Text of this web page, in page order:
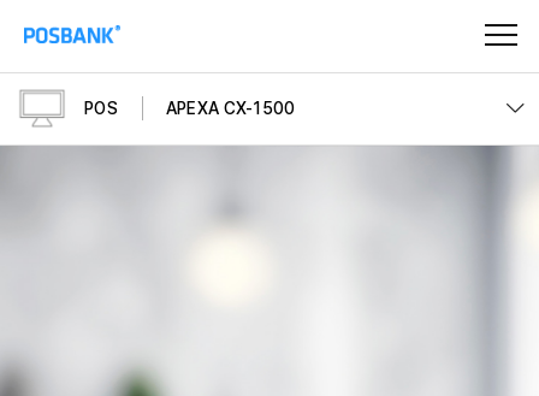
POS APEXA CX-1500